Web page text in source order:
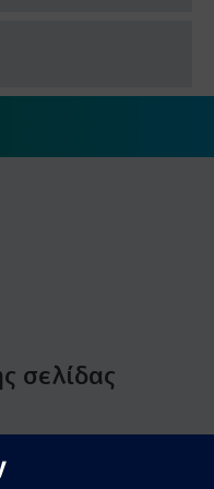
ανάγκη γνώσεων
στην
API
σελίδας